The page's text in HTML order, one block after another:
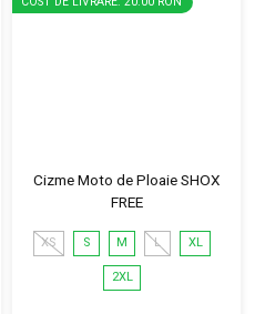
Cizme Moto de Ploaie SHOX
FREE
XS S M L XL
2XL